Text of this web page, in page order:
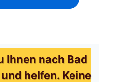
Ihnen nach Bad
helfen. Keine